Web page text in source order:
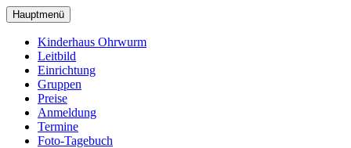
zum
Hauptinhalt
wechseln
Hauptmenü
Kinderhaus Ohrwurm
Leitbild
Einrichtung
Gruppen
Preise
Anmeldung
Termine
Foto-Tagebuch